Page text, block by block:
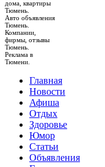
дома, квартиры
Тюмень.
Авто объявления
Тюмень.
Компании,
фирмы, отзывы
Тюмень.
Реклама в
Тюмени.
Главная
Новости
Афиша
Отдых
Здоровье
Юмор
Статьи
Объявления